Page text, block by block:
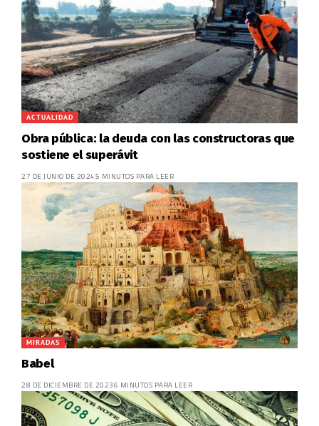
ACTUALIDAD
Obra pública: la deuda con las constructoras que
sostiene el superávit
27 DE JUNIO DE 20245 MINUTOS PARA LEER
MIRADAS
Babel
28 DE DICIEMBRE DE 20236 MINUTOS PARA LEER